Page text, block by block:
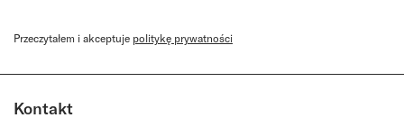
Przeczytałem i akceptuje politykę prywatności
Kontakt